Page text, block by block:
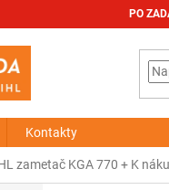
PO
Kontakty
zametač KGA 770 + K